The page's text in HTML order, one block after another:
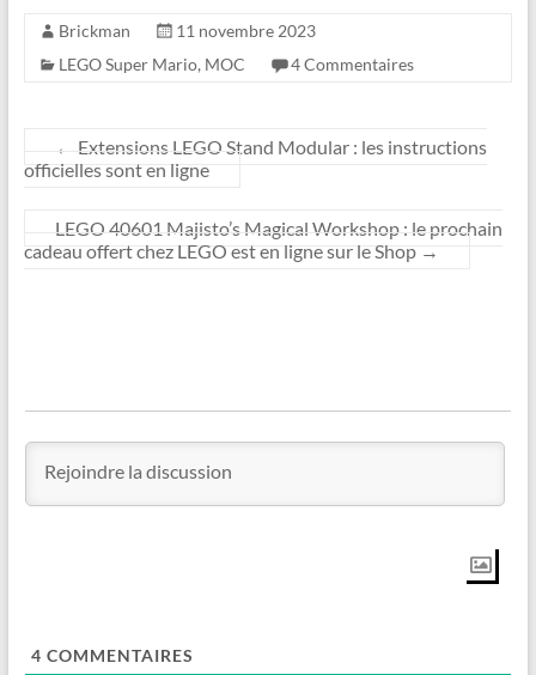
Brickman
11 novembre 2023
LEGO Super Mario, MOC 4 Commentaires
←
Extensions LEGO Stand Modular : les instructions
officielles sont en ligne
LEGO 40601 Majisto’s Magical Workshop : le prochain
cadeau offert chez LEGO est en ligne sur le Shop →
4 COMMENTAIRES